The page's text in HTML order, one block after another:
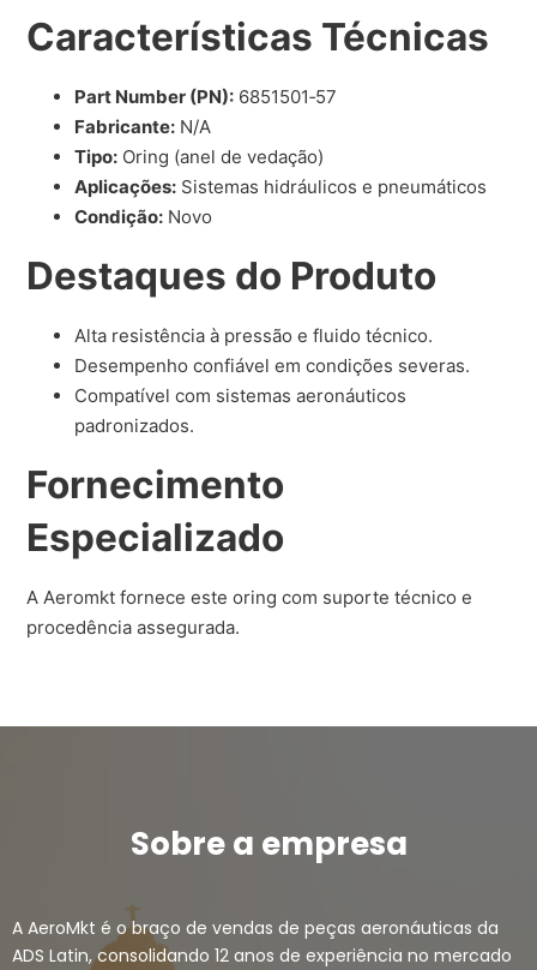
Características Técnicas
Part Number (PN): 6851501‑57
Fabricante: N/A
Tipo: Oring (anel de vedação)
Aplicações: Sistemas hidráulicos e pneumáticos
Condição: Novo
Destaques do Produto
Alta resistência à pressão e fluido técnico.
Desempenho confiável em condições severas.
Compatível com sistemas aeronáuticos
padronizados.
Fornecimento
Especializado
A Aeromkt fornece este oring com suporte técnico e
procedência assegurada.
Sobre a empresa
A AeroMkt é o braço de vendas de peças aeronáuticas da
ADS Latin, consolidando 12 anos de experiência no mercado